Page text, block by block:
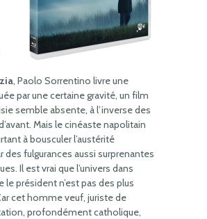
, Paolo Sorrentino livre une
par une certaine gravité, un film
semble absente, à l’inverse des
Mais le cinéaste napolitain
à bousculer l’austérité
des fulgurances aussi surprenantes
Il est vrai que l’univers dans
le président n’est pas des plus
cet homme veuf, juriste de
profondément catholique,